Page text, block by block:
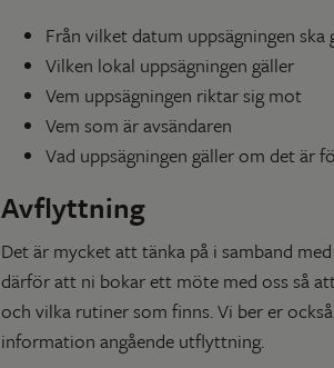
Från vilket datum uppsägningen ska
Vilken lokal uppsägningen gäller
Vem uppsägningen riktar sig mot
Vem som är avsändaren
Vad uppsägningen gäller om det är
Avflyttning
Det är mycket att tänka på i samband
därför att ni bokar ett möte med oss så
och vilka rutiner som finns. Vi ber er
information angående utflyttning.